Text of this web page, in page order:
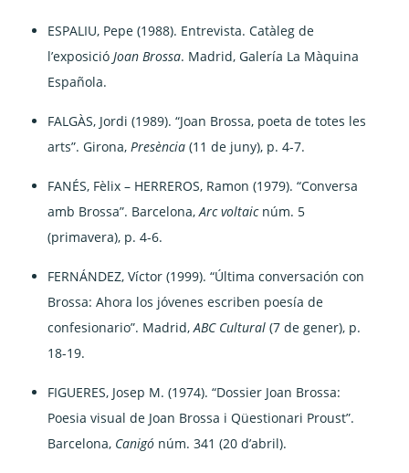
ESPALIU, Pepe (1988). Entrevista. Catàleg de
l’exposicióJoan Brossa. Madrid, Galería La Màquina
Española.
FALGÀS, Jordi (1989). “Joan Brossa, poeta de totes les
arts”. Girona,Presència (11 de juny), p. 4-7.
FANÉS, Fèlix – HERREROS, Ramon (1979). “Conversa
amb Brossa”. Barcelona,Arc voltaic núm. 5
(primavera), p. 4-6.
FERNÁNDEZ, Víctor (1999). “Última conversación con
Brossa: Ahora los jóvenes escriben poesía de
confesionario”. Madrid,ABC Cultural (7 de gener), p.
18-19.
FIGUERES, Josep M. (1974). “Dossier Joan Brossa:
Poesia visual de Joan Brossa i Qüestionari Proust”.
Barcelona, Canigó núm. 341 (20 d’abril).